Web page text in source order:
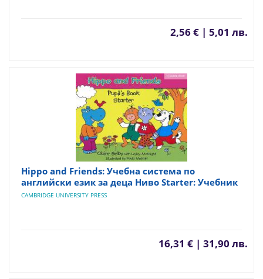
2,56 € | 5,01 лв.
Hippo and Friends: Учебна система по
английски език за деца Ниво Starter: Учебник
CAMBRIDGE UNIVERSITY PRESS
16,31 € | 31,90 лв.